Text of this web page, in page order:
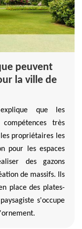
peuvent
la ville de
que les
très
propriétaires les
pour les espaces
des gazons
de massifs. Ils
place des plates-
s'occupe